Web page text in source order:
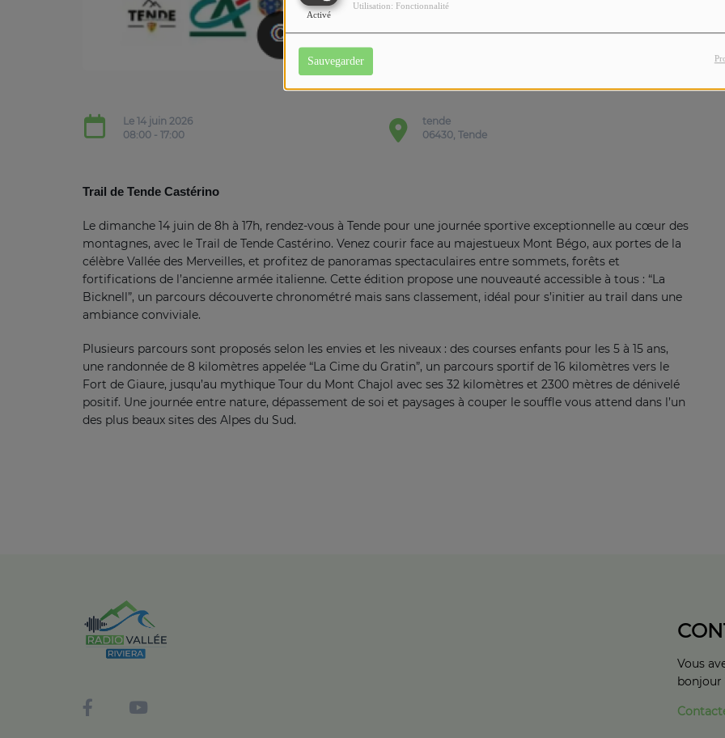
Activé
Utilisation: Fonctionnalité
Sauvegarder
Le 14 juin 2026
08:00 - 17:00
tende
06430, Tende
Trail de Tende Castérino
Le dimanche 14 juin de 8h à 17h, rendez-vous à Tende pour une journée sportive exceptionnelle au cœur des
montagnes, avec le Trail de Tende Castérino. Venez courir face au majestueux Mont Bégo, aux portes de la
célèbre Vallée des Merveilles, et profitez de panoramas spectaculaires entre sommets, forêts et
fortifications de l’ancienne armée italienne. Cette édition propose une nouveauté accessible à tous : “La
Bicknell”, un parcours découverte chronométré mais sans classement, idéal pour s’initier au trail dans une
ambiance conviviale.
Plusieurs parcours sont proposés selon les envies et les niveaux : des courses enfants pour les 5 à 15 ans,
une randonnée de 8 kilomètres appelée “La Cime du Gratin”, un parcours sportif de 16 kilomètres vers le
Fort de Giaure, jusqu’au mythique Tour du Mont Chajol avec ses 32 kilomètres et 2300 mètres de dénivelé
positif. Une journée entre nature, dépassement de soi et paysages à couper le souffle vous attend dans l’un
des plus beaux sites des Alpes du Sud.
Vous
bonjour